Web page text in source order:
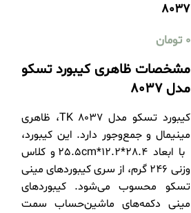
8037
0 تومان
مشخصات ظاهری کیبورد تسکو
مدل 8037
کیبورد تسکو مدل TK 8037، ظاهری
مینیمال و جمع‌وجور دارد. این کیبورد،
با ابعاد 28.4*12.2*25.5cm و کلاس
وزنی 246 گرم، از سری کیبوردهای مینی
تسکو محسوب می‌شود. کیبوردهای
مینی دکمه‌های ماشین‌حساب سمت